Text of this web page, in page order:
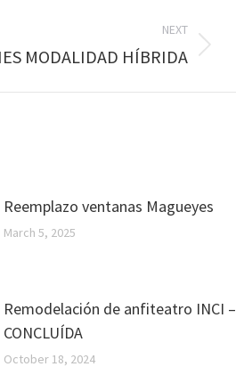
NEXT
MODALIDAD HÍBRIDA
Reemplazo ventanas Magueyes
March 5, 2025
Remodelación de anfiteatro INCI –
CONCLUÍDA
October 18, 2024